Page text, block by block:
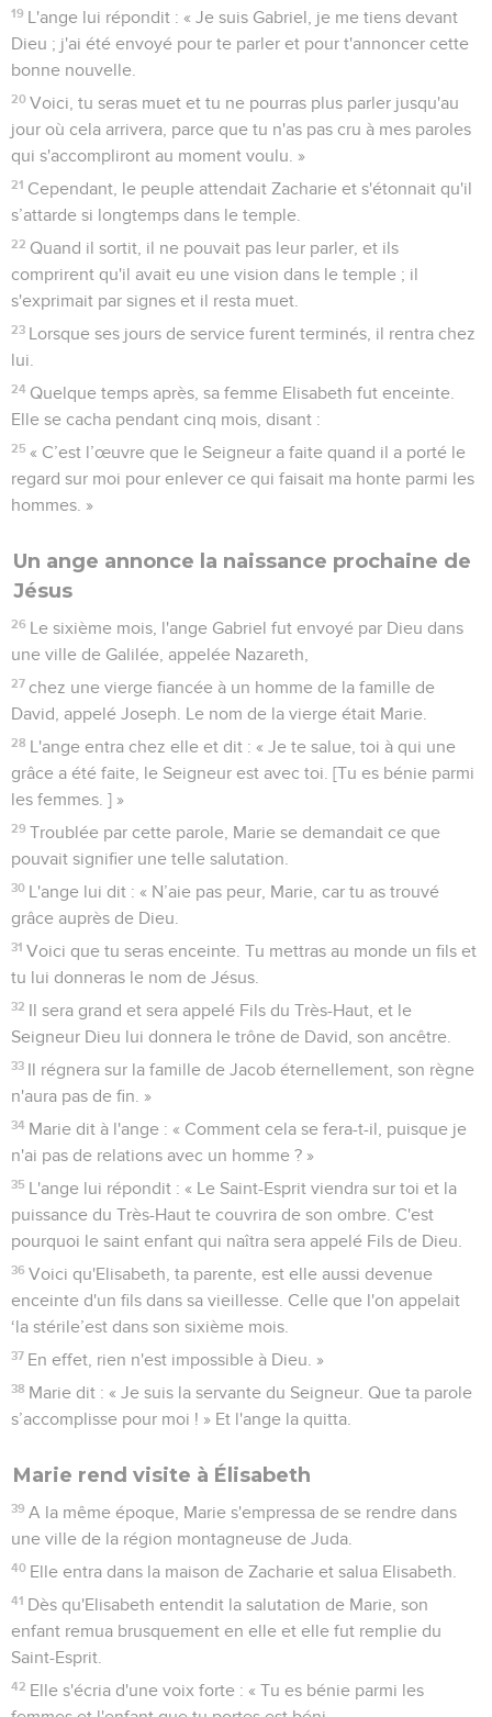
19 L'ange lui répondit : « Je suis Gabriel, je me tiens devant
Dieu ; j'ai été envoyé pour te parler et pour t'annoncer cette
bonne nouvelle.
20 Voici, tu seras muet et tu ne pourras plus parler jusqu'au
jour où cela arrivera, parce que tu n'as pas cru à mes paroles
qui s'accompliront au moment voulu. »
21 Cependant, le peuple attendait Zacharie et s'étonnait qu'il
s’attarde si longtemps dans le temple.
22 Quand il sortit, il ne pouvait pas leur parler, et ils
comprirent qu'il avait eu une vision dans le temple ; il
s'exprimait par signes et il resta muet.
23 Lorsque ses jours de service furent terminés, il rentra chez
lui.
24 Quelque temps après, sa femme Elisabeth fut enceinte.
Elle se cacha pendant cinq mois, disant :
25 « C’est l’œuvre que le Seigneur a faite quand il a porté le
regard sur moi pour enlever ce qui faisait ma honte parmi les
hommes. »
Un ange annonce la naissance prochaine de
Jésus
26 Le sixième mois, l'ange Gabriel fut envoyé par Dieu dans
une ville de Galilée, appelée Nazareth,
27 chez une vierge fiancée à un homme de la famille de
David, appelé Joseph. Le nom de la vierge était Marie.
28 L'ange entra chez elle et dit : « Je te salue, toi à qui une
grâce a été faite, le Seigneur est avec toi. [Tu es bénie parmi
les femmes. ] »
29 Troublée par cette parole, Marie se demandait ce que
pouvait signifier une telle salutation.
30 L'ange lui dit : « N’aie pas peur, Marie, car tu as trouvé
grâce auprès de Dieu.
31 Voici que tu seras enceinte. Tu mettras au monde un fils et
tu lui donneras le nom de Jésus.
32 Il sera grand et sera appelé Fils du Très-Haut, et le
Seigneur Dieu lui donnera le trône de David, son ancêtre.
33 Il régnera sur la famille de Jacob éternellement, son règne
n'aura pas de fin. »
34 Marie dit à l'ange : « Comment cela se fera-t-il, puisque je
n'ai pas de relations avec un homme ? »
35 L'ange lui répondit : « Le Saint-Esprit viendra sur toi et la
puissance du Très-Haut te couvrira de son ombre. C'est
pourquoi le saint enfant qui naîtra sera appelé Fils de Dieu.
36 Voici qu'Elisabeth, ta parente, est elle aussi devenue
enceinte d'un fils dans sa vieillesse. Celle que l'on appelait
‘la stérile’est dans son sixième mois.
37 En effet, rien n'est impossible à Dieu. »
38 Marie dit : « Je suis la servante du Seigneur. Que ta parole
s’accomplisse pour moi ! » Et l'ange la quitta.
Marie rend visite à Élisabeth
39 A la même époque, Marie s'empressa de se rendre dans
une ville de la région montagneuse de Juda.
40 Elle entra dans la maison de Zacharie et salua Elisabeth.
41 Dès qu'Elisabeth entendit la salutation de Marie, son
enfant remua brusquement en elle et elle fut remplie du
Saint-Esprit.
42 Elle s'écria d'une voix forte : « Tu es bénie parmi les